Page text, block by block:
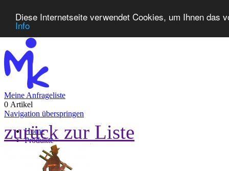
Diese Internetseite verwendet Cookies, um Ihnen das
Info
Meine Anfrageliste
0 Artikel
Navigation überspringen
Home
Produkte
Neuheiten
Kontakt
zurück zur Liste